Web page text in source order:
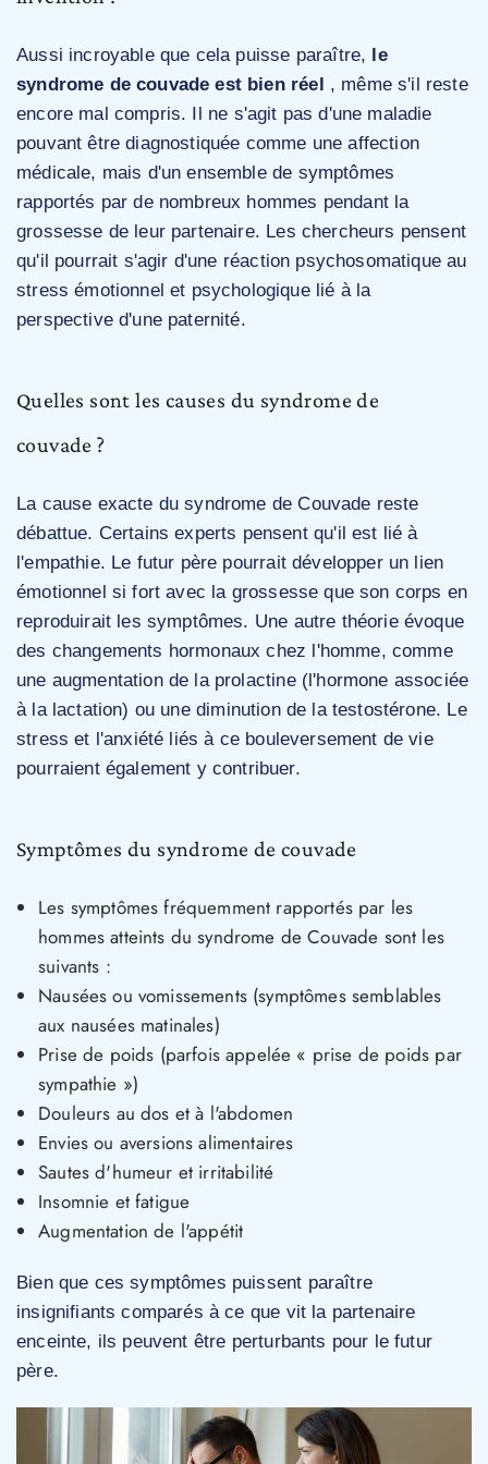
Aussi incroyable que cela puisse paraître,
le
syndrome de couvade est bien réel
, même s'il reste
encore mal compris. Il ne s'agit pas d'une maladie
pouvant être diagnostiquée comme une affection
médicale, mais d'un ensemble de symptômes
rapportés par de nombreux hommes pendant la
grossesse de leur partenaire. Les chercheurs pensent
qu'il pourrait s'agir d'une réaction psychosomatique au
stress émotionnel et psychologique lié à la
perspective d'une paternité.
Quelles sont les causes du syndrome de
couvade ?
La cause exacte du syndrome de Couvade reste
débattue. Certains experts pensent qu'il est lié à
l'empathie. Le futur père pourrait développer un lien
émotionnel si fort avec la grossesse que son corps en
reproduirait les symptômes. Une autre théorie évoque
des changements hormonaux chez l'homme, comme
une augmentation de la prolactine (l'hormone associée
à la lactation) ou une diminution de la testostérone. Le
stress et l'anxiété liés à ce bouleversement de vie
pourraient également y contribuer.
Symptômes du syndrome de couvade
Les symptômes fréquemment rapportés par les
hommes atteints du syndrome de Couvade sont les
suivants :
Nausées ou vomissements (symptômes semblables
aux nausées matinales)
Prise de poids (parfois appelée « prise de poids par
sympathie »)
Douleurs au dos et à l'abdomen
Envies ou aversions alimentaires
Sautes d'humeur et irritabilité
Insomnie et fatigue
Augmentation de l'appétit
Bien que ces symptômes puissent paraître
insignifiants comparés à ce que vit la partenaire
enceinte, ils peuvent être perturbants pour le futur
père.